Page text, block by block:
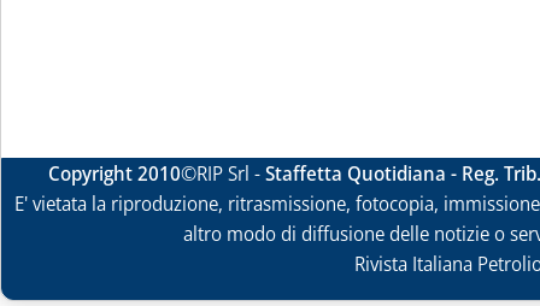
Copyright 2010©RIP Srl -Staffetta Quotidiana - Reg.
E' vietata la riproduzione, ritrasmissione, fotocopia,
altro modo di diffusione delle notizie o
Rivista Italiana